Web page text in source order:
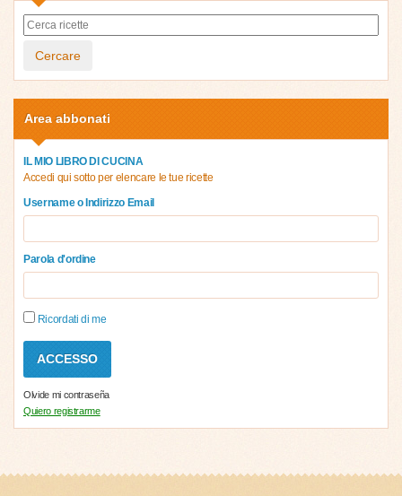
Cercare
Area abbonati
IL MIO LIBRO DI CUCINA
Accedi qui sotto per elencare le tue ricette
Username o Indirizzo Email
Parola d'ordine
Ricordati di me
Olvide mi contraseña
Quiero registrarme